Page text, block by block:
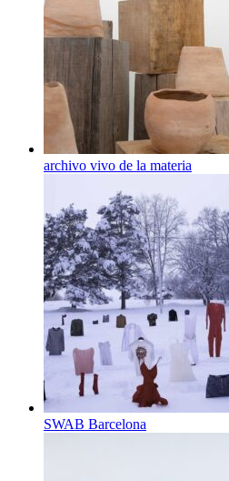
archivo vivo de la materia
SWAB Barcelona